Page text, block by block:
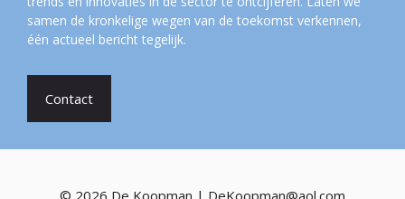
samen de kronkelige wegen van de toekomst verkennen,
één actueel bericht tegelijk.
Contact